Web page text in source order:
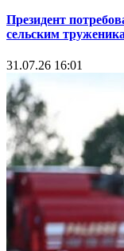
Президент
сельским
31.07.26 16:01